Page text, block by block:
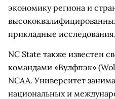
экономику региона и
прикладные исследования.
NC State также известен
командами «Вулфпэк»
NCAA. Университет
национальных и